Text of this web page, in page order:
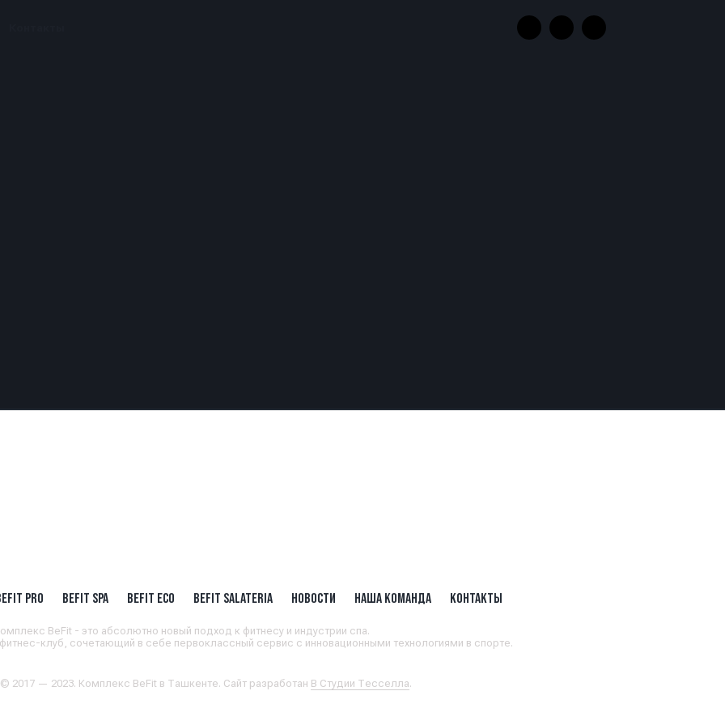
PRO BEFIT SPA BEFIT ECO BEFIT SALATERIA НОВОСТИ НАША КОМАНДА КОНТАКТЫ
BeFit - это абсолютно новый подход к фитнесу и индустрии спа.
клуб, сочетающий в себе первоклассный сервис с инновационными технологиями в спорте.
2017 — 2023. Комплекс BeFit в Ташкенте. Сайт разработан В Студии Тесселла.